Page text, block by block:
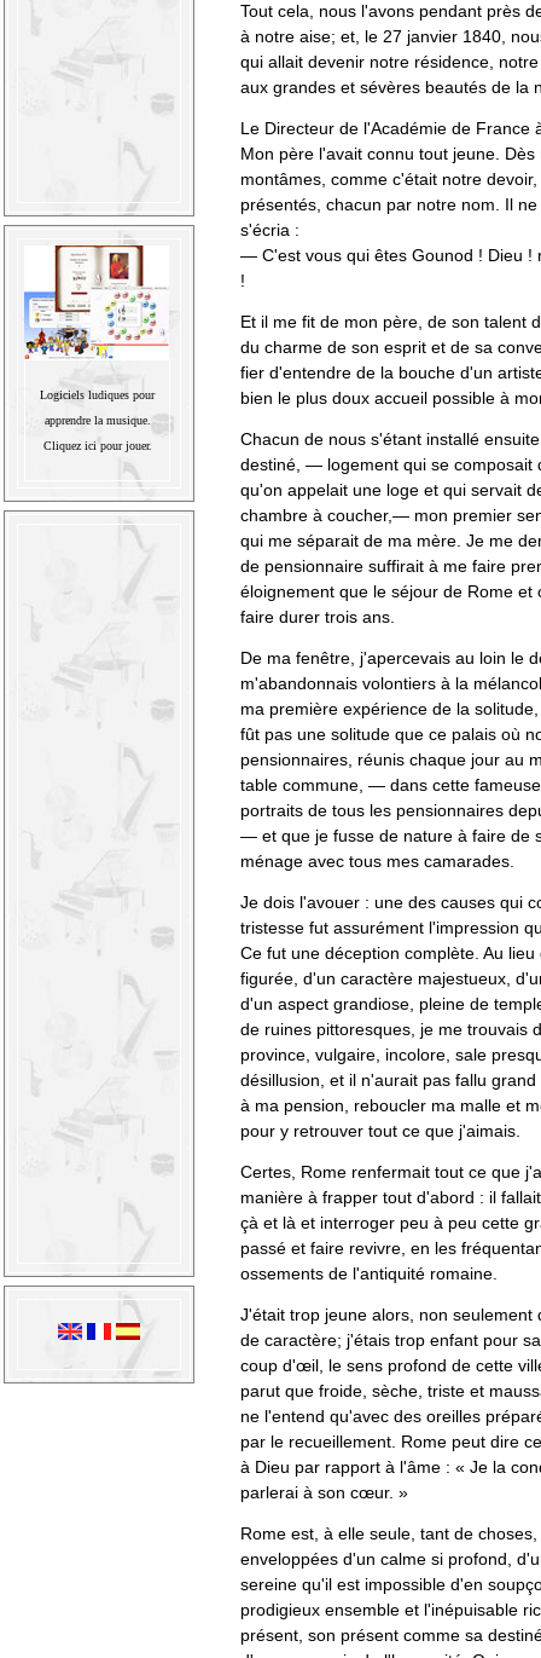
Logiciels ludiques pour
apprendre la musique.
Cliquez ici pour jouer.
Tout cela, nous l'avons pendant près
à notre aise; et, le 27 janvier 1840,
qui allait devenir notre résidence,
aux grandes et sévères beautés de la
Le Directeur de l'Académie de France
Mon père l'avait connu tout jeune.
montâmes, comme c'était notre
présentés, chacun par notre nom. Il
s'écria :
— C'est vous qui êtes Gounod ! Dieu !
!
Et il me fit de mon père, de son talent
du charme de son esprit et de sa
fier d'entendre de la bouche d'un
bien le plus doux accueil possible à
Chacun de nous s'étant installé
destiné, — logement qui se composait
qu'on appelait une loge et qui servait
chambre à coucher,— mon premier
qui me séparait de ma mère. Je me
de pensionnaire suffirait à me faire
éloignement que le séjour de Rome et
faire durer trois ans.
De ma fenêtre, j'apercevais au loin le
m'abandonnais volontiers à la
ma première expérience de la
fût pas une solitude que ce palais où
pensionnaires, réunis chaque jour au
table commune, — dans cette
portraits de tous les pensionnaires
— et que je fusse de nature à faire de
ménage avec tous mes camarades.
Je dois l'avouer : une des causes qui
tristesse fut assurément l'impression
Ce fut une déception complète. Au
figurée, d'un caractère majestueux,
d'un aspect grandiose, pleine de
de ruines pittoresques, je me trouvais
province, vulgaire, incolore, sale
désillusion, et il n'aurait pas fallu
à ma pension, reboucler ma malle et
pour y retrouver tout ce que j'aimais.
Certes, Rome renfermait tout ce que
manière à frapper tout d'abord : il
çà et là et interroger peu à peu cette
passé et faire revivre, en les
ossements de l'antiquité romaine.
J'était trop jeune alors, non
de caractère; j'étais trop enfant pour
coup d'œil, le sens profond de cette
parut que froide, sèche, triste et
ne l'entend qu'avec des oreilles
par le recueillement. Rome peut dire
à Dieu par rapport à l'âme : « Je la
parlerai à son cœur. »
Rome est, à elle seule, tant de
enveloppées d'un calme si profond,
sereine qu'il est impossible d'en
prodigieux ensemble et l'inépuisable
présent, son présent comme sa